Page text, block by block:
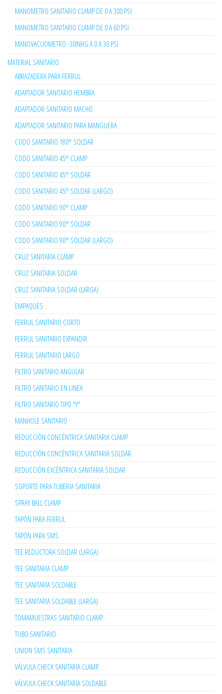
MANOMETRO SANITARIO CLAMP DE 0 A 300 PSI
MANOMETRO SANITARIO CLAMP DE 0 A 60 PSI
MANOVACUOMETRO -30INHG A 0 A 30 PSI
MATERIAL SANITARIO
ABRAZADERA PARA FERRUL
ADAPTADOR SANITARIO HEMBRA
ADAPTADOR SANITARIO MACHO
ADAPTADOR SANITARIO PARA MANGUERA
CODO SANITARIO 180° SOLDAR
CODO SANITARIO 45° CLAMP
CODO SANITARIO 45° SOLDAR
CODO SANITARIO 45° SOLDAR (LARGO)
CODO SANITARIO 90° CLAMP
CODO SANITARIO 90° SOLDAR
CODO SANITARIO 90° SOLDAR (LARGO)
CRUZ SANITARIA CLAMP
CRUZ SANITARIA SOLDAR
CRUZ SANITARIA SOLDAR (LARGA)
EMPAQUES
FERRUL SANITARIO CORTO
FERRUL SANITARIO EXPANDIR
FERRUL SANITARIO LARGO
FILTRO SANITARIO ANGULAR
FILTRO SANITARIO EN LINEA
FILTRO SANITARIO TIPO "Y"
MANHOLE SANITARIO
REDUCCIÓN CONCÉNTRICA SANITARIA CLAMP
REDUCCIÓN CONCÉNTRICA SANITARIA SOLDAR
REDUCCIÓN EXCÉNTRICA SANITARIA SOLDAR
SOPORTE PARA TUBERIA SANITARIA
SPRAY BALL CLAMP
TAPÓN PARA FERRUL
TAPÓN PARA SMS
TEE REDUCTORA SOLDAR (LARGA)
TEE SANITARIA CLAMP
TEE SANITARIA SOLDABLE
TEE SANITARIA SOLDABLE (LARGA)
TOMAMUESTRAS SANITARIO CLAMP
TUBO SANITARIO
UNION SMS SANITARIA
VÁLVULA CHECK SANITARIA CLAMP
VÁLVULA CHECK SANITARIA SOLDABLE